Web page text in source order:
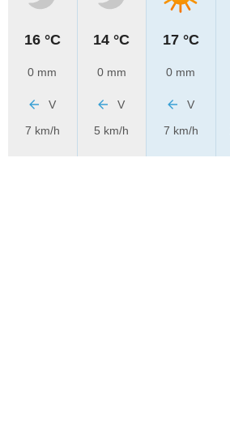
16 °C
0 mm
V
7 km/h
14 °C
0 mm
V
5 km/h
17 °C
0 mm
V
7 km/h